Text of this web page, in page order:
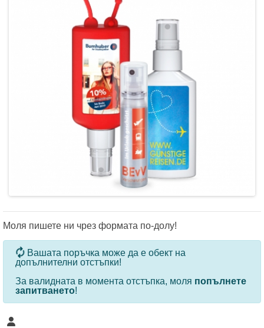
Моля пишете ни чрез формата по-долу!
За определени продукти и количества се ползват
Вашата поръчка може да е обект на
допълнителни отстъпки!
За валидната в момента отстъпка, моля попълнете
запитването!